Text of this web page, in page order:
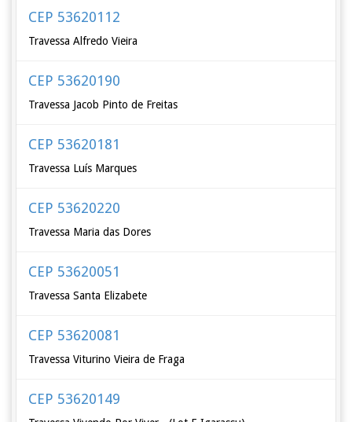
CEP 53620112
Travessa Alfredo Vieira
CEP 53620190
Travessa Jacob Pinto de Freitas
CEP 53620181
Travessa Luís Marques
CEP 53620220
Travessa Maria das Dores
CEP 53620051
Travessa Santa Elizabete
CEP 53620081
Travessa Viturino Vieira de Fraga
CEP 53620149